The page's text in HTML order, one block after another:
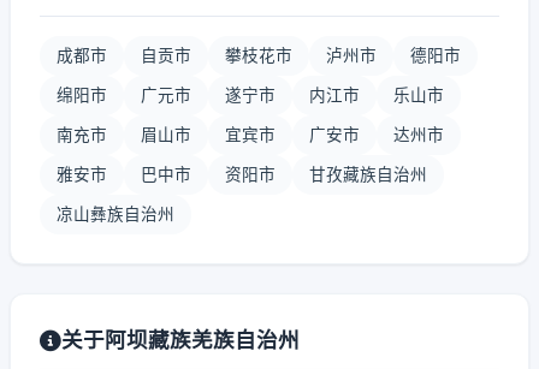
成都市 自贡市 攀枝花市 泸州市 德阳市
绵阳市 广元市 遂宁市 内江市 乐山市
南充市 眉山市 宜宾市 广安市 达州市
雅安市 巴中市 资阳市 甘孜藏族自治州
凉山彝族自治州
关于阿坝藏族羌族自治州